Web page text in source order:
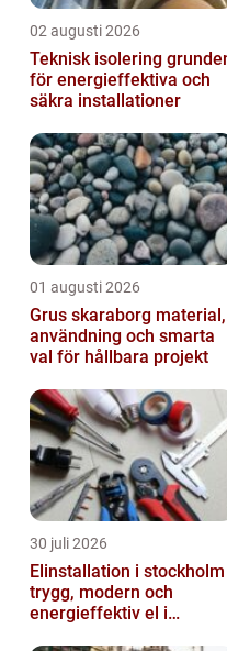
02 augusti 2026
Teknisk isolering grunden
för energieffektiva och
säkra installationer
01 augusti 2026
Grus skaraborg material,
användning och smarta
val för hållbara projekt
30 juli 2026
Elinstallation i stockholm
trygg, modern och
energieffektiv el i